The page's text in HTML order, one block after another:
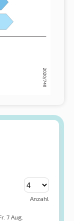
Anzahl
7 Aug.